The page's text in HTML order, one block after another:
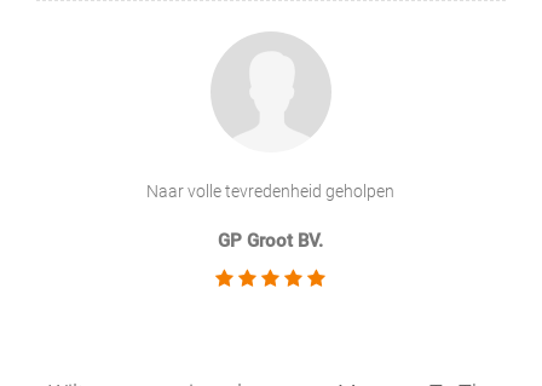
Naar volle tevredenheid geholpen
GP Groot BV.